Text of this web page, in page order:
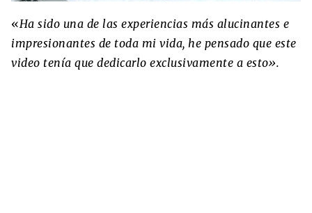
«Ha sido una de las experiencias más alucinantes e
impresionantes de toda mi vida, he pensado que este
video tenía que dedicarlo exclusivamente a esto».